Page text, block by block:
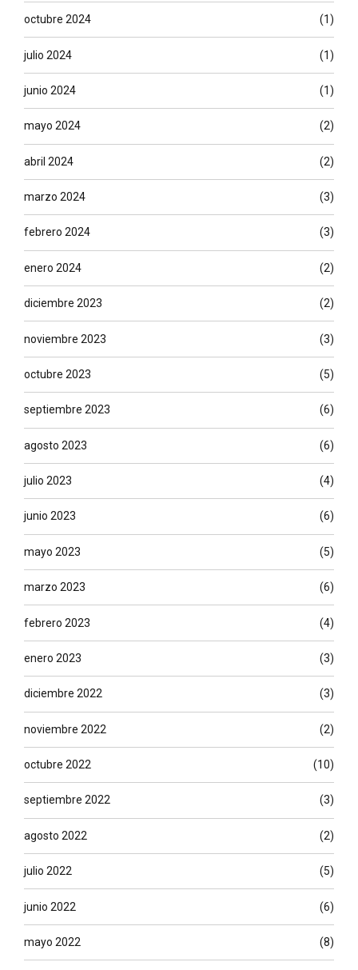
octubre 2024 (1)
julio 2024 (1)
junio 2024 (1)
mayo 2024 (2)
abril 2024 (2)
marzo 2024 (3)
febrero 2024 (3)
enero 2024 (2)
diciembre 2023 (2)
noviembre 2023 (3)
octubre 2023 (5)
septiembre 2023 (6)
agosto 2023 (6)
julio 2023 (4)
junio 2023 (6)
mayo 2023 (5)
marzo 2023 (6)
febrero 2023 (4)
enero 2023 (3)
diciembre 2022 (3)
noviembre 2022 (2)
octubre 2022 (10)
septiembre 2022 (3)
agosto 2022 (2)
julio 2022 (5)
junio 2022 (6)
mayo 2022 (8)